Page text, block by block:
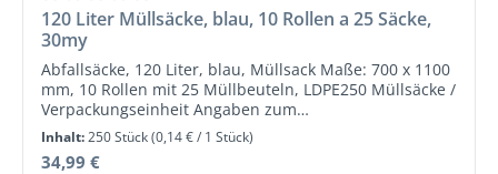
Durchschnittliche Bewertung von 0 von 5 Sternen
120 Liter Müllsäcke, blau, 10 Rollen a 25 Säcke,
30my
Abfallsäcke, 120 Liter, blau, Müllsack Maße: 700 x 1100
mm, 10 Rollen mit 25 Müllbeuteln, LDPE250 Müllsäcke /
Verpackungseinheit Angaben zum
HerstellerInformationspflichten zur
Produktsicherheitsverordnung (Bitte lesen Sie die
Warnhinweise und Sicherheitsinformationen auf dem
Inhalt:250 Stück(0,14 € / 1 Stück)
Regulärer Preis:
34,99 €